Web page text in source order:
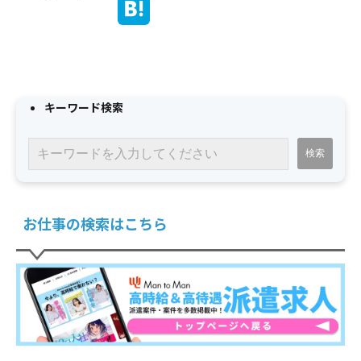
キーワード検索
お仕事の検索はこちら